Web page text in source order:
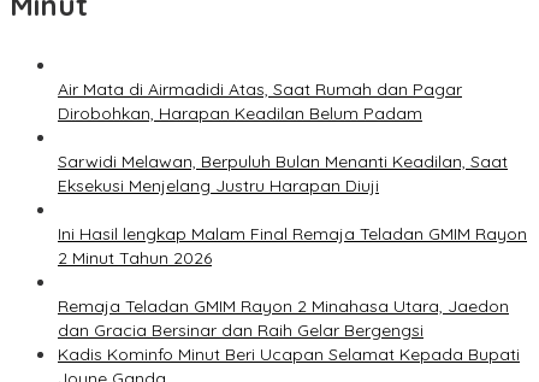
Air Mata di Airmadidi Atas, Saat Rumah dan Pagar
Dirobohkan, Harapan Keadilan Belum Padam
Sarwidi Melawan, Berpuluh Bulan Menanti Keadilan, Saat
Eksekusi Menjelang Justru Harapan Diuji
Ini Hasil lengkap Malam Final Remaja Teladan GMIM Rayon
2 Minut Tahun 2026
Remaja Teladan GMIM Rayon 2 Minahasa Utara, Jaedon
dan Gracia Bersinar dan Raih Gelar Bergengsi
Kadis Kominfo Minut Beri Ucapan Selamat Kepada Bupati